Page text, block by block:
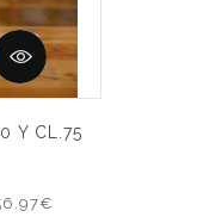
Y CL.75